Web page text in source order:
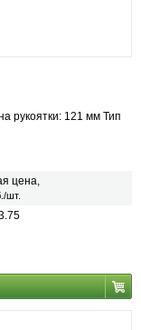
рукоятки: 121 мм Тип
цена,
шт.